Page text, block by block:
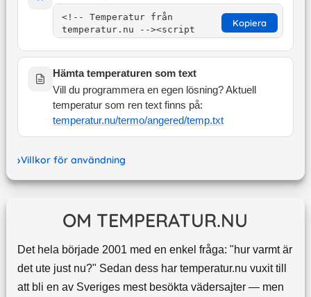
Kopiera
Hämta temperaturen som text
Vill du programmera en egen lösning? Aktuell
temperatur som ren text finns på:
temperatur.nu/termo/angered/temp.txt
Villkor för användning
OM TEMPERATUR.NU
Det hela började 2001 med en enkel fråga: "hur varmt är
det ute just nu?" Sedan dess har temperatur.nu vuxit till
att bli en av Sveriges mest besökta vädersajter — men